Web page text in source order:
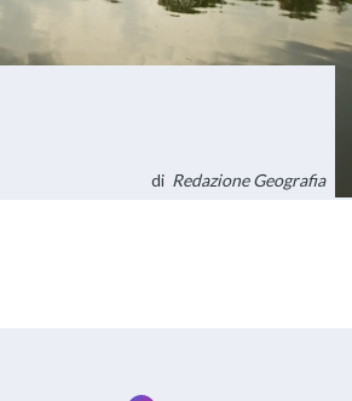
di Redazione Geografia